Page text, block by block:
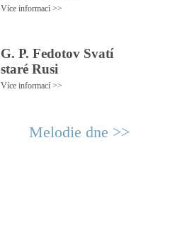
Více informací >>
G. P. Fedotov Svatí
staré Rusi
Více informací >>
Melodie dne >>